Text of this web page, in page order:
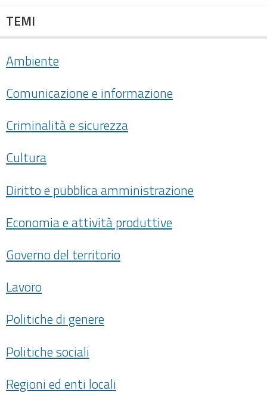
TEMI
Ambiente
Comunicazione e informazione
Criminalità e sicurezza
Cultura
Diritto e pubblica amministrazione
Economia e attività produttive
Governo del territorio
Lavoro
Politiche di genere
Politiche sociali
Regioni ed enti locali